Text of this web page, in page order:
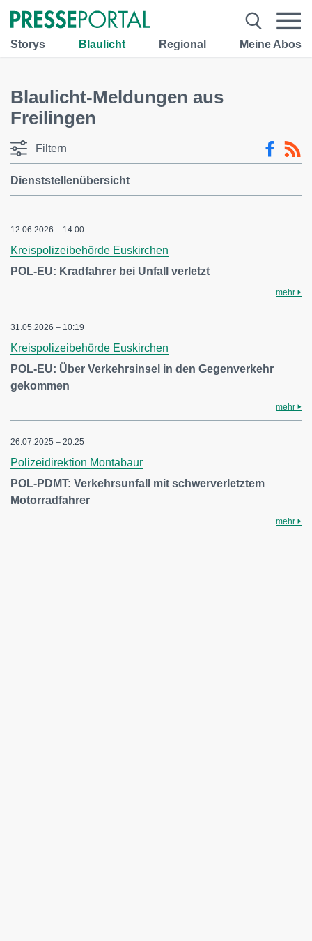
Storys Blaulicht Regional Meine Abos
Blaulicht-Meldungen aus
Freilingen
Filtern
Dienststellenübersicht
12.06.2026 – 14:00
Kreispolizeibehörde Euskirchen
POL-EU: Kradfahrer bei Unfall verletzt
mehr
31.05.2026 – 10:19
Kreispolizeibehörde Euskirchen
POL-EU: Über Verkehrsinsel in den Gegenverkehr
gekommen
mehr
26.07.2025 – 20:25
Polizeidirektion Montabaur
POL-PDMT: Verkehrsunfall mit schwerverletztem
Motorradfahrer
mehr